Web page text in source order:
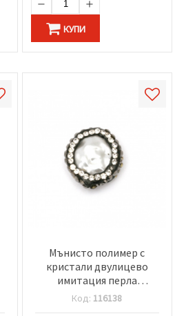
КУПИ
Мънисто полимер с
кристали двулицево
имитация перла
16x14.5x5.5 мм дупка 1мм
Код: 116138